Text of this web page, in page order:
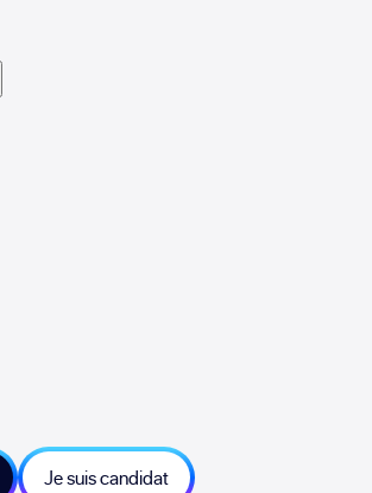
Je suis candidat